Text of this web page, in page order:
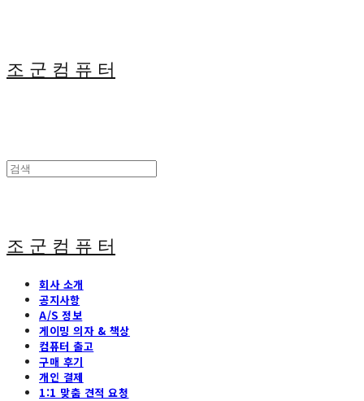
조 군 컴 퓨 터
조 군 컴 퓨 터
회사 소개
공지사항
A/S 정보
게이밍 의자 & 책상
컴퓨터 출고
구매 후기
개인 결제
1:1 맞춤 견적 요청